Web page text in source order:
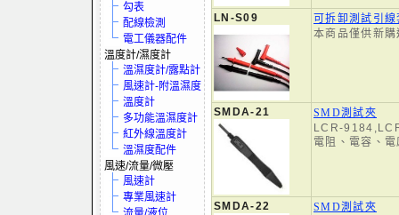
勾表
配線檢測
電工儀器配件
溫度計/濕度計
溫濕度計/露點計
風速計-附溫濕度
溫度計
多功能溫濕度計
紅外線溫度計
溫濕度配件
風速/流量/微壓
風速計
專業風速計
LN-S09
可拆卸測試引
本商品僅供新
SMDA-21
SMD測試夾
LCR-
電阻、電容、
SMDA-22
SMD測試夾